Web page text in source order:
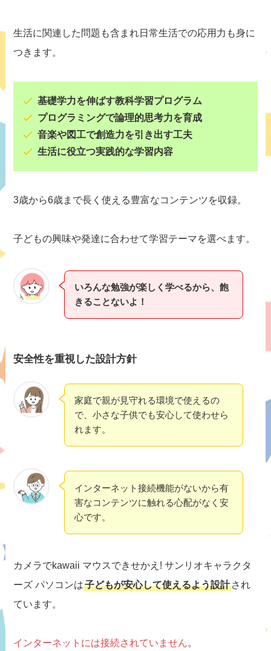
生活に関連した問題も含まれ日常生活での応用力も身に
つきます。
基礎学力を伸ばす教科学習プログラム
プログラミングで論理的思考力を育成
音楽や図工で創造力を引き出す工夫
生活に役立つ実践的な学習内容
3歳から6歳まで長く使える豊富なコンテンツを収録。
子どもの興味や発達に合わせて学習テーマを選べます。
いろんな勉強が楽しく学べるから、飽
きることないよ！
安全性を重視した設計方針
家庭で親が見守れる環境で使えるの
で、小さな子供でも安心して使わせら
れます。
インターネット接続機能がないから有
害なコンテンツに触れる心配がなく安
心です。
カメラでkawaii マウスできせかえ! サンリオキャラクタ
ーズ パソコンは子どもが安心して使えるよう設計 され
ています。
インターネットには接続されていません。